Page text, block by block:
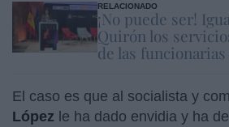
RELACIONADO
¡No puede ser!
Quirón los
de las
El caso es que al socialista y
López le ha dado envidia y ha